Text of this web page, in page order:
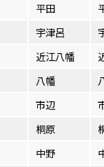
平田
宇津呂
近江八幡
八幡
市辺
桐原
中野